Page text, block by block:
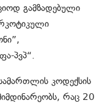
გამზადებული
პვპ“.
კოდექსის
რაც 20